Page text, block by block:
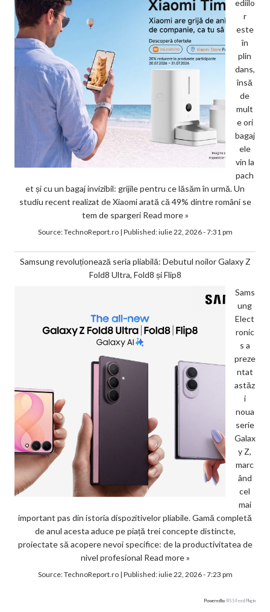
ediilo
r
este
în
plin
dans,
însă
de
mult
e ori
bagaj
ele
vin la
pach
et și cu un bagaj invizibil: grijile pentru ce lăsăm în urmă. Un
studiu recent realizat de Xiaomi arată că 49% dintre români se
tem de spargeri Read more »
Source:TechnoReport.ro| Published:iulie 22, 2026 - 7:31 pm
Samsung revoluționează seria pliabilă: Debutul noilor Galaxy Z
Fold8 Ultra, Fold8 și Flip8
Sams
ung
Elect
ronic
s a
preze
ntat
astăz
i
noua
serie
Galax
y Z,
marc
ând
cel
mai
important pas din istoria dispozitivelor pliabile. Gamă completă
de anul acesta aduce pe piață trei concepte distincte,
proiectate să acopere nevoi specifice: de la productivitatea de
nivel profesional Read more »
Source:TechnoReport.ro| Published:iulie 22, 2026 - 7:23 pm
Powered by RSS Feed Plugin